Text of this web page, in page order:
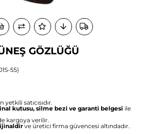
GÖZLÜĞÜ
55)
satıcısıdır.
kutusu, silme bezi ve garanti belgesi ile
kargoya verilir.
ve üretici firma güvencesi altındadır.